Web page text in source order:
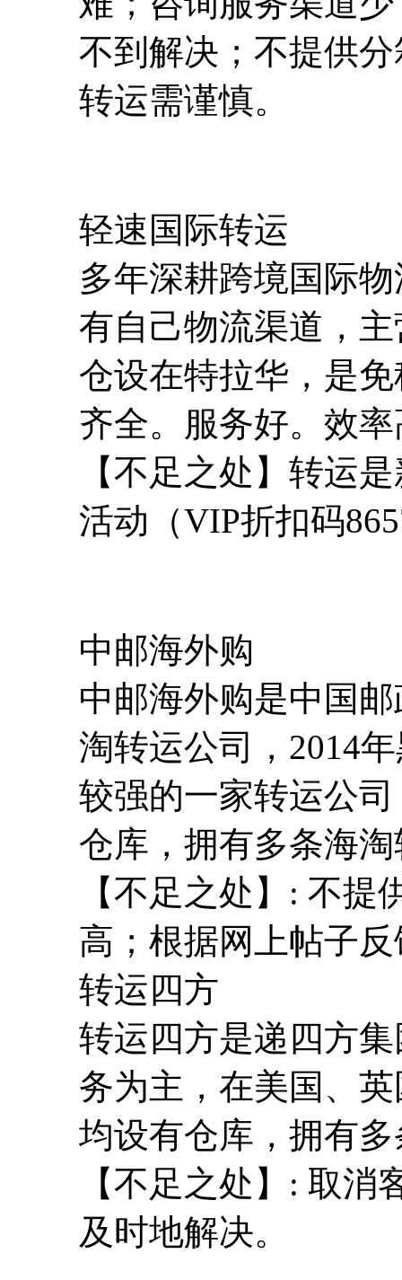
不到解决；不提供
转运需谨慎。
轻速国际转运
多年深耕跨境国际
有自己物流渠道，
仓设在特拉华，是
齐全。服务好。效
【不足之处】转运
活动（VIP折扣码
中邮海外购
中邮海外购是中国
淘转运公司，2014
较强的一家转运公
仓库，拥有多条海
【不足之处】: 不
高；根据网上帖子
转运四方
转运四方是递四方
务为主，在美国、
均设有仓库，拥有
【不足之处】: 取
及时地解决。